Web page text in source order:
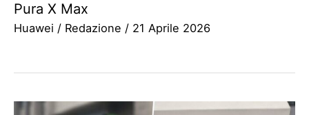
Pura X Max
Huawei / Redazione / 21 Aprile 2026